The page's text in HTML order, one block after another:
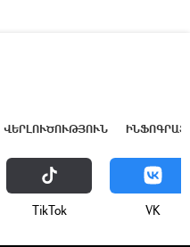
ՎԵՐԼՈՒԾՈՒԹՅՈՒՆ
ТikТоk VK